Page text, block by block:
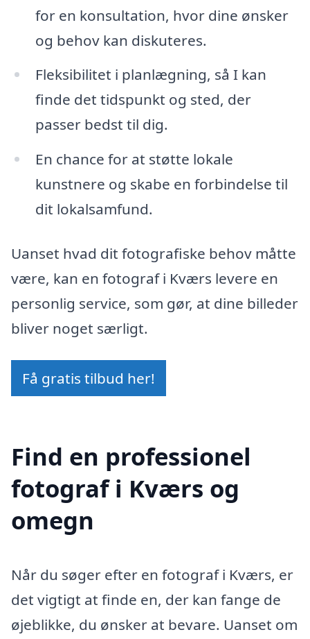
for en konsultation, hvor dine ønsker
og behov kan diskuteres.
Fleksibilitet i planlægning, så I kan
finde det tidspunkt og sted, der
passer bedst til dig.
En chance for at støtte lokale
kunstnere og skabe en forbindelse til
dit lokalsamfund.
Uanset hvad dit fotografiske behov måtte
være, kan en fotograf i Kværs levere en
personlig service, som gør, at dine billeder
bliver noget særligt.
Få gratis tilbud her!
Find en professionel
fotograf i Kværs og
omegn
Når du søger efter en fotograf i Kværs, er
det vigtigt at finde en, der kan fange de
øjeblikke, du ønsker at bevare. Uanset om